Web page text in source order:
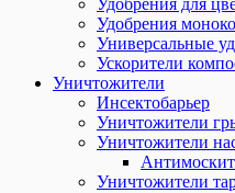
Удобрения для
Удобрения
Универсальные
Ускорители
Уничтожители
Инсектобарьер
Уничтожители
Уничтожители
Уничтожители